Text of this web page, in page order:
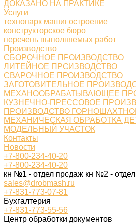
ДОКАЗАНО НА ПРАКТИКЕ
Услуги
технопарк машиностроение
конструкторское бюро
перечень выполняемых работ
Производство
СБОРОЧНОЕ ПРОИЗВОДСТВО
ЛИТЕЙНОЕ ПРОИЗВОДСТВО
СВАРОЧНОЕ ПРОИЗВОДСТВО
ЗАГОТОВИТЕЛЬНОЕ
МЕХАНООБРАБАТЫВАЮЩЕЕ
КУЗНЕЧНО-ПРЕССОВОЕ
ПРОИЗВОДСТВО
МЕХАНИЧЕСКАЯ ОБРАБОТКА
МОДЕЛЬНЫЙ УЧАСТОК
Контакты
Новости
+7-800-234-40-20
+7-800-234-40-20
кн №1 - отдел продаж кн №2 - отдел
sales@drobmash.ru
+7-831-773-07-81
Бухгалтерия
+7-831-773-55-56
Центр обработки документов